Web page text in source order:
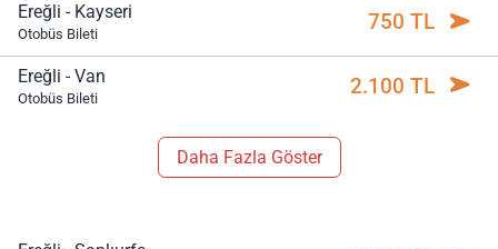
Ereğli - Kayseri
Otobüs Bileti 750 TL
Ereğli - Van
Otobüs Bileti 2.100 TL
Daha Fazla Göster